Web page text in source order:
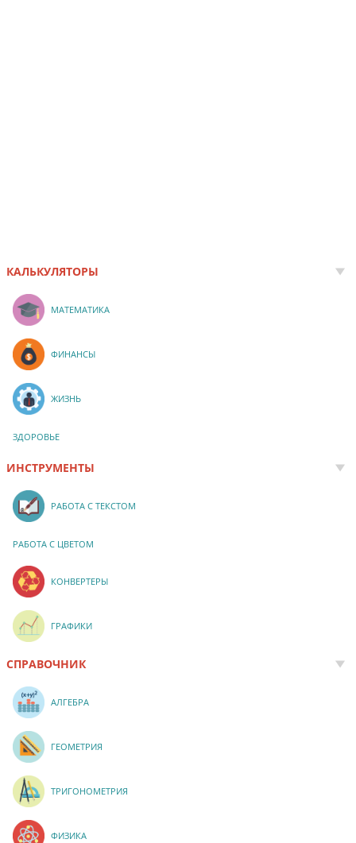
КАЛЬКУЛЯТОРЫ
МАТЕМАТИКА
ФИНАНСЫ
ЖИЗНЬ
ЗДОРОВЬЕ
ИНСТРУМЕНТЫ
РАБОТА С ТЕКСТОМ
РАБОТА С ЦВЕТОМ
КОНВЕРТЕРЫ
ГРАФИКИ
СПРАВОЧНИК
АЛГЕБРА
ГЕОМЕТРИЯ
ТРИГОНОМЕТРИЯ
ФИЗИКА